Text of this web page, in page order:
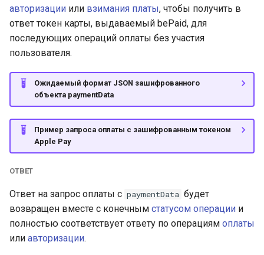
авторизации или взимания платы, чтобы получить в
ответ токен карты, выдаваемый bePaid, для
последующих операций оплаты без участия
пользователя.
Ожидаемый формат JSON зашифрованного
объекта paymentData
Пример запроса оплаты c зашифрованным токеном
Apple Pay
ОТВЕТ
Ответ на запрос оплаты с paymentData будет
возвращен вместе с конечным статусом операции и
полностью соответствует ответу по операциям оплаты
или авторизации.